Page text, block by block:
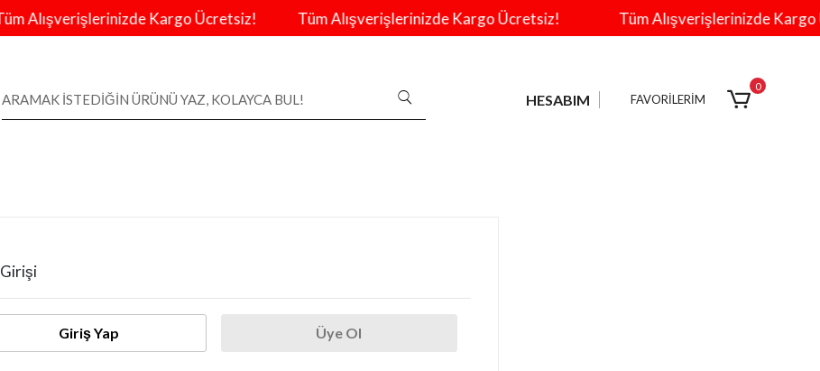
Alışverişlerinizde Kargo Ücretsiz! Tüm Alışverişlerinizde Kargo Ücretsiz! Tüm Alışverişlerinizde Kargo
HESABIM FAVORİLERİM
0
Giriş Yap Üye Ol